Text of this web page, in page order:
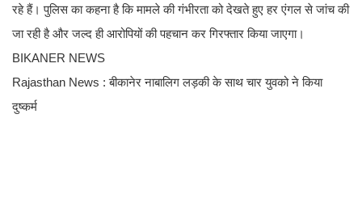
रहे हैं। पुलिस का कहना है कि मामले की गंभीरता को देखते हुए हर एंगल से जांच की
जा रही है और जल्द ही आरोपियों की पहचान कर गिरफ्तार किया जाएगा।
BIKANER NEWS
Rajasthan News : बीकानेर नाबालिग लड़की के साथ चार युवको ने किया
दुष्कर्म